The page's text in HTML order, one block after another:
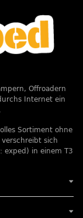
Offroadern
Internet ein
Sortiment ohne
sich
exped) in einem T3